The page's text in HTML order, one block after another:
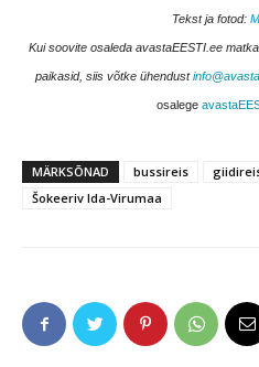
Tekst ja fotod:
Kui soovite osaleda avastaEESTI.ee
paikasid, siis võtke ühendust
osalege
MÄRKSÕNAD bussireis
Šokeeriv Ida-Virumaa